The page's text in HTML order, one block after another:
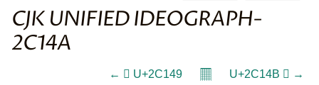
CJK UNIFIED IDEOGRAPH-
2C14A
← 𬅉 U+2C149 𝄜 U+2C14B 𬅋 →